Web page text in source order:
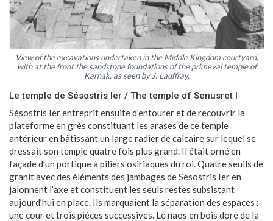
View of the excavations undertaken in the Middle Kingdom courtyard,
with at the front the sandstone foundations of the primeval temple of
Karnak, as seen by J. Lauffray.
Le temple de Sésostris Ier / The temple of Senusret I
Sésostris Ier entreprit ensuite d’entourer et de recouvrir la
plateforme en grès constituant les arases de ce temple
antérieur en bâtissant un large radier de calcaire sur lequel se
dressait son temple quatre fois plus grand. Il était orné en
façade d’un portique à piliers osiriaques du roi. Quatre seuils de
granit avec des éléments des jambages de Sésostris Ier en
jalonnent l’axe et constituent les seuls restes subsistant
aujourd’hui en place. Ils marquaient la séparation des espaces :
une cour et trois pièces successives. Le naos en bois doré de la